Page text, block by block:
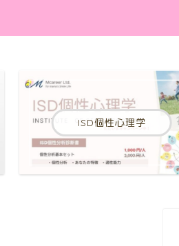
ISD個性心理学